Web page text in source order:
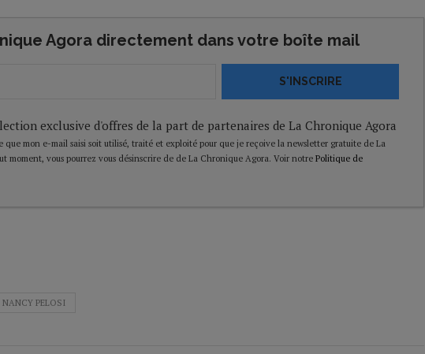
Agora directement dans votre boîte mail
S'INSCRIRE
exclusive d'offres de la part de partenaires de La Chronique Agora
que mon e-mail saisi soit utilisé, traité et exploité pour que je reçoive la newsletter gratuite de La
moment, vous pourrez vous désinscrire de de La Chronique Agora. Voir notre Politique de
NANCY PELOSI